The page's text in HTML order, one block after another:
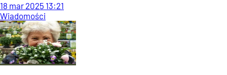
18 mar 2025 13:21
Wiadomości